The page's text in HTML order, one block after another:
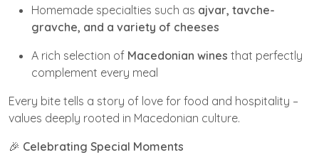
Homemade specialties such as ajvar, tavche-
gravche, and a variety of cheeses
A rich selection of Macedonian wines that perfectly
complement every meal
Every bite tells a story of love for food and hospitality –
values deeply rooted in Macedonian culture.
🎉 Celebrating Special Moments